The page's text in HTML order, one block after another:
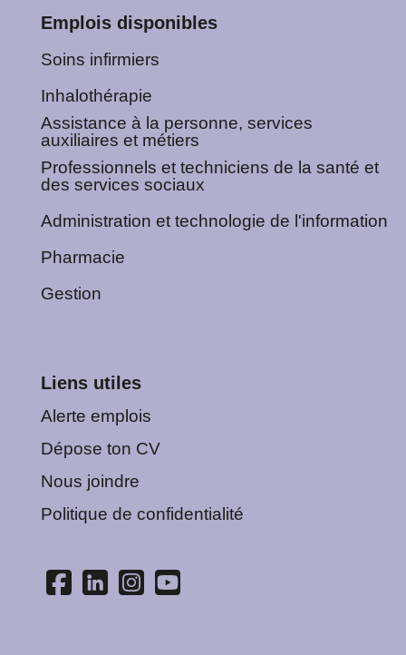
Emplois disponibles
Soins infirmiers
Inhalothérapie
Assistance à la personne, services
auxiliaires et métiers
Professionnels et techniciens de la santé et
des services sociaux
Administration et technologie de l'information
Pharmacie
Gestion
Liens utiles
Alerte emplois
Dépose ton CV
Nous joindre
Politique de confidentialité